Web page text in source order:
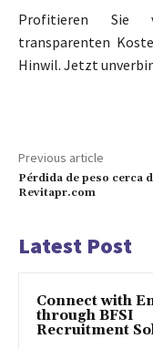
Profitieren Sie
transparenten
Hinwil. Jetzt
Previous article
Pérdida de peso cerca
Revitapr.com
Latest Post
Connect with
through BFSI
Recruitment